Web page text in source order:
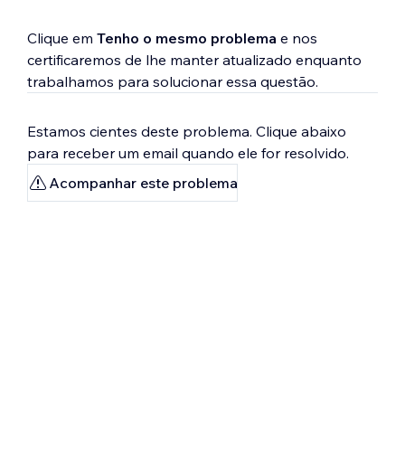
Clique em Tenho o mesmo problema e nos
certificaremos de lhe manter atualizado enquanto
trabalhamos para solucionar essa questão.
Estamos cientes deste problema. Clique abaixo
para receber um email quando ele for resolvido.
Acompanhar este problema